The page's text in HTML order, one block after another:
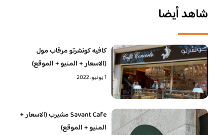
شاهد أيضا
كافيه كونشرتو مرقاب مول
(الاسعار + المنيو + الموقع)
1 يونيو، 2022
Savant Cafe مشيرب (الاسعار +
المنيو + الموقع)